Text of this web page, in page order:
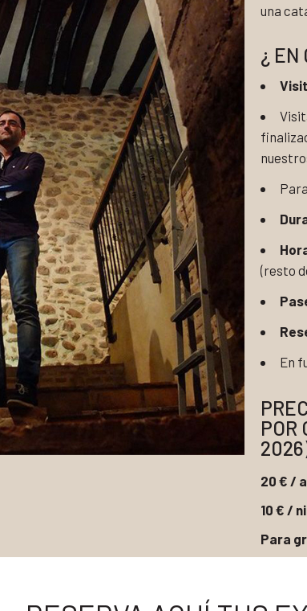
una
¿ EN
(resto
En
POR
20 € /
10 € /
Para